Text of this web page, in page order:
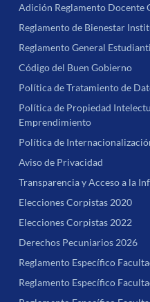
Adición Reglamento Docente
Reglamento de Bienestar
Reglamento General
Código del Buen Gobierno
Política de Tratamiento de
Política de Propiedad
Emprendimiento
Política de
Aviso de Privacidad
Transparencia y Acceso a la
Elecciones Corpistas 2020
Elecciones Corpistas 2022
Derechos Pecuniarios 2026
Reglamento Específico
Reglamento Específico